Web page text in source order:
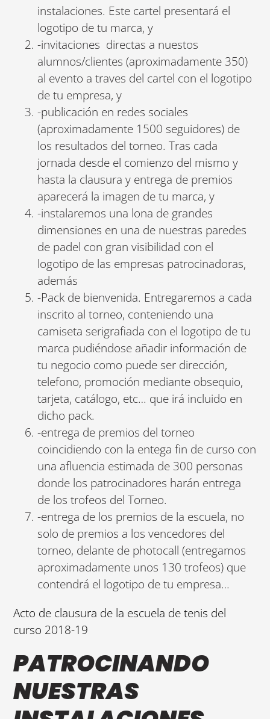
instalaciones. Este cartel presentará el
logotipo de tu marca, y
-invitaciones directas a nuestos
alumnos/clientes (aproximadamente 350)
al evento a traves del cartel con el logotipo
de tu empresa, y
-publicación en redes sociales
(aproximadamente 1500 seguidores) de
los resultados del torneo. Tras cada
jornada desde el comienzo del mismo y
hasta la clausura y entrega de premios
aparecerá la imagen de tu marca, y
-instalaremos una lona de grandes
dimensiones en una de nuestras paredes
de padel con gran visibilidad con el
logotipo de las empresas patrocinadoras,
además
-Pack de bienvenida. Entregaremos a cada
inscrito al torneo, conteniendo una
camiseta serigrafiada con el logotipo de tu
marca pudiéndose añadir información de
tu negocio como puede ser dirección,
telefono, promoción mediante obsequio,
tarjeta, catálogo, etc… que irá incluido en
dicho pack.
-entrega de premios del torneo
coincidiendo con la entega fin de curso con
una afluencia estimada de 300 personas
donde los patrocinadores harán entrega
de los trofeos del Torneo.
-entrega de los premios de la escuela, no
solo de premios a los vencedores del
torneo, delante de photocall (entregamos
aproximadamente unos 130 trofeos) que
contendrá el logotipo de tu empresa…
Acto de clausura de la escuela de tenis del
curso 2018-19
PATROCINANDO
NUESTRAS